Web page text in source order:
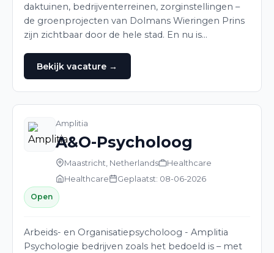
daktuinen, bedrijventerreinen, zorginstellingen –
de groenprojecten van Dolmans Wieringen Prins
zijn zichtbaar door de hele stad. En nu is…
Bekijk vacature →
Amplitia
A&O-Psycholoog
Maastricht, Netherlands
Healthcare
Healthcare
Geplaatst: 08-06-2026
Open
Arbeids- en Organisatiepsycholoog - Amplitia
Psychologie bedrijven zoals het bedoeld is – met